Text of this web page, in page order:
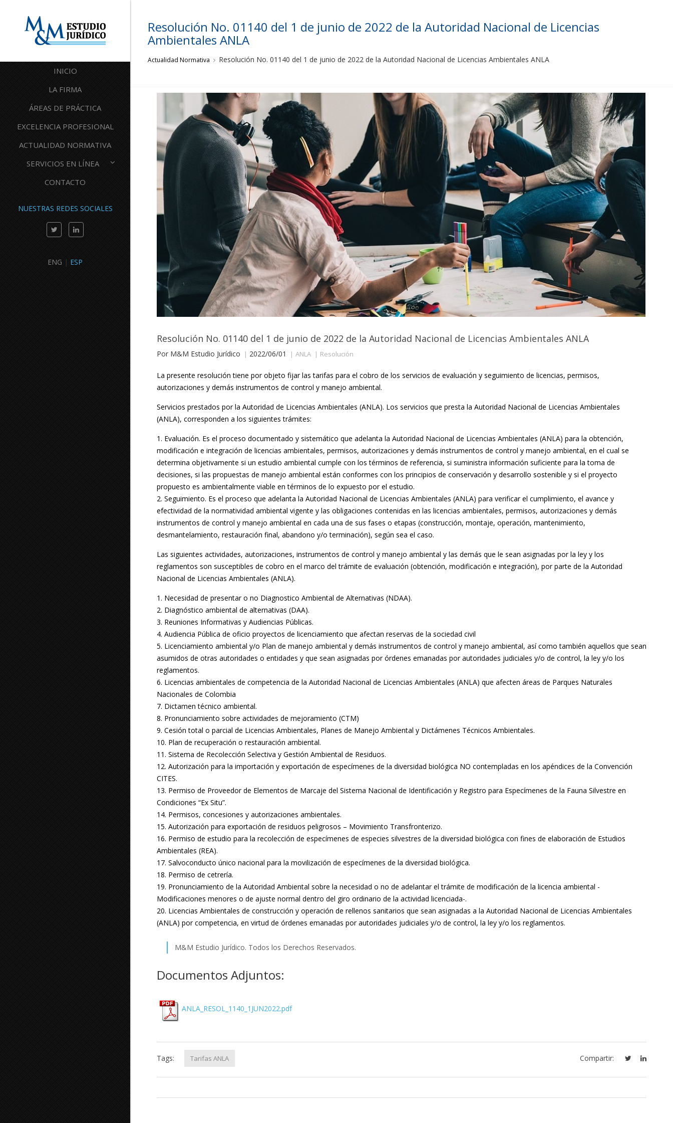
INICIO
LA FIRMA
ÁREAS DE PRÁCTICA
EXCELENCIA PROFESIONAL
ACTUALIDAD NORMATIVA
SERVICIOS EN LÍNEA
CONTACTO
NUESTRAS REDES SOCIALES
ENG | ESP
Resolución No. 01140 del 1 de junio de 2022 de la Autoridad Nacional de Licencias
Ambientales ANLA
Actualidad Normativa Resolución No. 01140 del 1 de junio de 2022 de la Autoridad Nacional de Licencias Ambientales ANLA
Resolución No. 01140 del 1 de junio de 2022 de la Autoridad Nacional de Licencias Ambientales ANLA
Por M&M Estudio Jurídico 2022/06/01 ANLA Resolución
La presente resolución tiene por objeto fijar las tarifas para el cobro de los servicios de evaluación y seguimiento de licencias, permisos,
autorizaciones y demás instrumentos de control y manejo ambiental.
Servicios prestados por la Autoridad de Licencias Ambientales (ANLA). Los servicios que presta la Autoridad Nacional de Licencias Ambientales
(ANLA), corresponden a los siguientes trámites:
1. Evaluación. Es el proceso documentado y sistemático que adelanta la Autoridad Nacional de Licencias Ambientales (ANLA) para la obtención,
modificación e integración de licencias ambientales, permisos, autorizaciones y demás instrumentos de control y manejo ambiental, en el cual se
determina objetivamente si un estudio ambiental cumple con los términos de referencia, si suministra información suficiente para la toma de
decisiones, si las propuestas de manejo ambiental están conformes con los principios de conservación y desarrollo sostenible y si el proyecto
propuesto es ambientalmente viable en términos de lo expuesto por el estudio.
2. Seguimiento. Es el proceso que adelanta la Autoridad Nacional de Licencias Ambientales (ANLA) para verificar el cumplimiento, el avance y
efectividad de la normatividad ambiental vigente y las obligaciones contenidas en las licencias ambientales, permisos, autorizaciones y demás
instrumentos de control y manejo ambiental en cada una de sus fases o etapas (construcción, montaje, operación, mantenimiento,
desmantelamiento, restauración final, abandono y/o terminación), según sea el caso.
Las siguientes actividades, autorizaciones, instrumentos de control y manejo ambiental y las demás que le sean asignadas por la ley y los
reglamentos son susceptibles de cobro en el marco del trámite de evaluación (obtención, modificación e integración), por parte de la Autoridad
Nacional de Licencias Ambientales (ANLA).
1. Necesidad de presentar o no Diagnostico Ambiental de Alternativas (NDAA).
2. Diagnóstico ambiental de alternativas (DAA).
3. Reuniones Informativas y Audiencias Públicas.
4. Audiencia Pública de oficio proyectos de licenciamiento que afectan reservas de la sociedad civil
5. Licenciamiento ambiental y/o Plan de manejo ambiental y demás instrumentos de control y manejo ambiental, así como también aquellos que sean
asumidos de otras autoridades o entidades y que sean asignadas por órdenes emanadas por autoridades judiciales y/o de control, la ley y/o los
reglamentos.
6. Licencias ambientales de competencia de la Autoridad Nacional de Licencias Ambientales (ANLA) que afecten áreas de Parques Naturales
Nacionales de Colombia
7. Dictamen técnico ambiental.
8. Pronunciamiento sobre actividades de mejoramiento (CTM)
9. Cesión total o parcial de Licencias Ambientales, Planes de Manejo Ambiental y Dictámenes Técnicos Ambientales.
10. Plan de recuperación o restauración ambiental.
11. Sistema de Recolección Selectiva y Gestión Ambiental de Residuos.
12. Autorización para la importación y exportación de especímenes de la diversidad biológica NO contempladas en los apéndices de la Convención
CITES.
13. Permiso de Proveedor de Elementos de Marcaje del Sistema Nacional de Identificación y Registro para Especímenes de la Fauna Silvestre en
Condiciones “Ex Situ”.
14. Permisos, concesiones y autorizaciones ambientales.
15. Autorización para exportación de residuos peligrosos – Movimiento Transfronterizo.
16. Permiso de estudio para la recolección de especímenes de especies silvestres de la diversidad biológica con fines de elaboración de Estudios
Ambientales (REA).
17. Salvoconducto único nacional para la movilización de especímenes de la diversidad biológica.
18. Permiso de cetrería.
19. Pronunciamiento de la Autoridad Ambiental sobre la necesidad o no de adelantar el trámite de modificación de la licencia ambiental -
Modificaciones menores o de ajuste normal dentro del giro ordinario de la actividad licenciada-.
20. Licencias Ambientales de construcción y operación de rellenos sanitarios que sean asignadas a la Autoridad Nacional de Licencias Ambientales
(ANLA) por competencia, en virtud de órdenes emanadas por autoridades judiciales y/o de control, la ley y/o los reglamentos.
M&M Estudio Jurídico. Todos los Derechos Reservados.
Documentos Adjuntos:
ANLA_RESOL_1140_1JUN2022.pdf
Tags: Tarifas ANLA Compartir: